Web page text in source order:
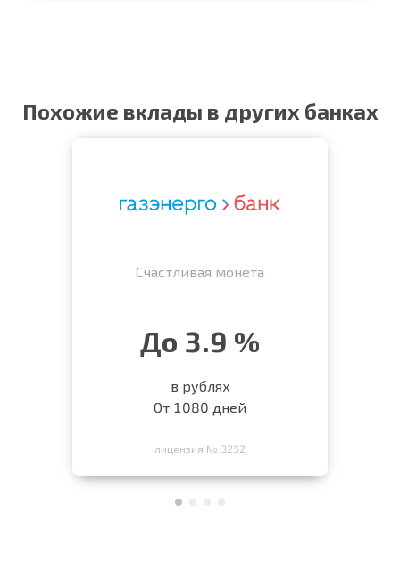
Похожие вклады в других банках
Счастливая монета
До 3.9 %
в рублях
От 1080 дней
лицензия № 3252